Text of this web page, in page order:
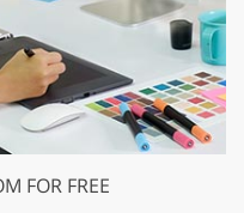
FOR FREE